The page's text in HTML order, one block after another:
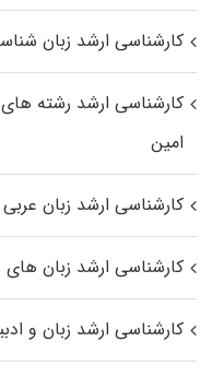
کارشناسی ارشد زبان
کارشناسی ارشد رﺷﺘﻪ
اﻣﻴﻦ
کارشناسی ارشد زبان عربی
کارشناسی ارشد زبان‌ های
کارشناسی ارشد زبان و